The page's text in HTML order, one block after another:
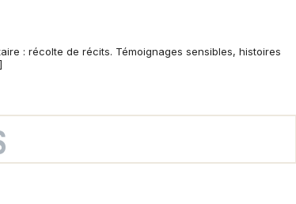
: récolte de récits. Témoignages sensibles, histoires